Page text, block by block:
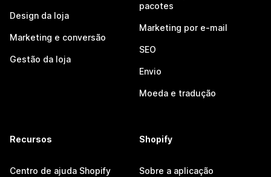
Design da loja
Marketing e conversão
Gestão da loja
pacotes
Marketing por e-mail
SEO
Envio
Moeda e tradução
Recursos
Centro de ajuda Shopify
Shopify
Sobre a aplicação